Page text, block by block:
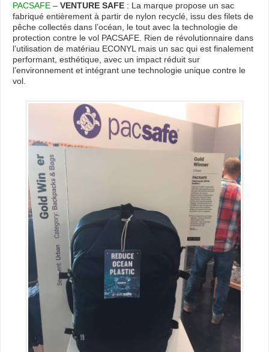
PACSAFE – VENTURE SAFE : La marque propose un sac
fabriqué entièrement à partir de nylon recyclé, issu des filets de
pêche collectés dans l’océan, le tout avec la technologie de
protection contre le vol PACSAFE. Rien de révolutionnaire dans
l’utilisation de matériau ECONYL mais un sac qui est finalement
performant, esthétique, avec un impact réduit sur
l’environnement et intégrant une technologie unique contre le
vol.